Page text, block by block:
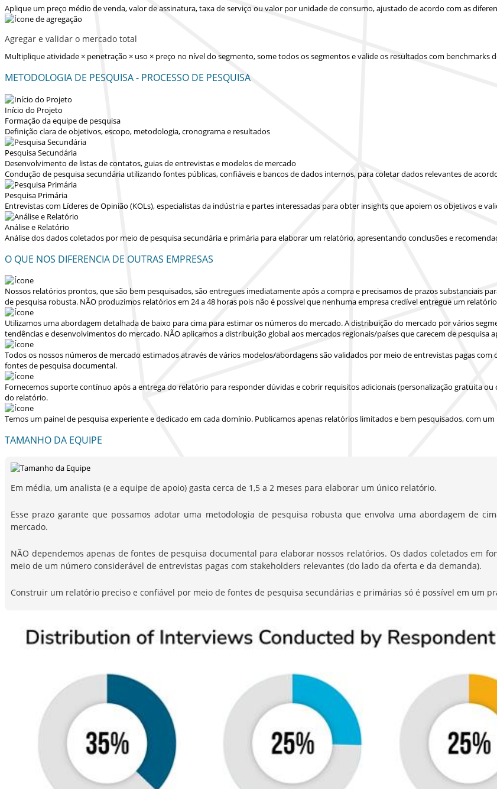
Aplique um preço médio de venda, valor de assinatura, taxa de serviço ou valor por unidade de consumo, ajustado de acordo com as
Agregar e validar o mercado total
Multiplique atividade × penetração × uso × preço no nível do segmento, some todos os segmentos e valide os resultados com benchmarks
METODOLOGIA DE PESQUISA - PROCESSO DE PESQUISA
Início do Projeto
Formação da equipe de pesquisa
Definição clara de objetivos, escopo, metodologia, cronograma e resultados
Pesquisa Secundária
Desenvolvimento de listas de contatos, guias de entrevistas e modelos de mercado
Condução de pesquisa secundária utilizando fontes públicas, confiáveis e bancos de dados internos, para coletar dados relevantes de
Pesquisa Primária
Entrevistas com Líderes de Opinião (KOLs), especialistas da indústria e partes interessadas para obter insights que apoiem os objetivos e
Análise e Relatório
Análise dos dados coletados por meio de pesquisa secundária e primária para elaborar um relatório, apresentando conclusões e
O QUE NOS DIFERENCIA DE OUTRAS EMPRESAS
Nossos relatórios prontos, que são bem pesquisados, são entregues imediatamente após a comprae precisamos de prazos substanciais
de pesquisa robusta. NÃO produzimos relatórios em 24 a 48 horas pois não é possível que nenhuma empresa credível entregue um
Utilizamos uma abordagem detalhada de baixo para cima para estimar os números do mercado. A distribuição do mercado por vários
tendências e desenvolvimentos do mercado. NÃO aplicamos a distribuição global aos mercados regionais/paísesque carecem de pesquisa
Todos os nossos números de mercado estimados através de vários modelos/abordagens são validados por meio de entrevistas pagas com
fontes de pesquisa documental.
Fornecemos suporte contínuo após a entrega do relatório para responder dúvidas e cobrir requisitos adicionais (personalização gratuita ou
do relatório.
Temos um painel de pesquisa experiente e dedicado em cada domínio. Publicamos apenas relatórios limitados e bem pesquisados, com um
TAMANHO DA EQUIPE
Em média, um analista (e a equipe de apoio) gasta cerca de 1,5 a 2 meses para elaborar um único relatório.
Esse prazo garante que possamos adotar uma metodologia de pesquisa robusta que envolva uma abordagem de
mercado.
NÃO dependemos apenas de fontes de pesquisa documental para elaborar nossos relatórios. Os dados coletados em
meio de um número considerável de entrevistas pagas com stakeholders relevantes (do lado da oferta e da demanda).
Construir um relatório preciso e confiável por meio de fontes de pesquisa secundárias e primárias só é possível em um